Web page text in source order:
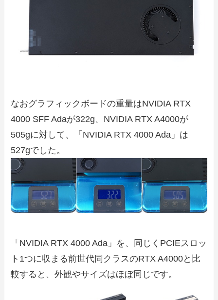
なおグラフィックボードの重量はNVIDIA RTX
4000 SFF Adaが322g、NVIDIA RTX A4000が
505gに対して、「NVIDIA RTX 4000 Ada」は
527gでした。
「NVIDIA RTX 4000 Ada」を、同じくPCIEスロッ
ト1つに収まる前世代同クラスのRTX A4000と比
較すると、外観やサイズはほぼ同じです。